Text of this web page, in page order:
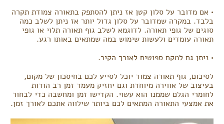
• אם מדובר על סלון קטן אז ניתן להסתפק בתאורה צמודת תקרה
בלבד. במקרה שמדובר על סלון גדול יותר אז ניתן לשלב כמה
סוגים של גופי תאורה. לדוגמא לשלב גוף תאורה תלוי או גופי
תאורה עומדים ולעשות שימוש במה שמתאים באותו רגע.
• ניתן גם למקם ספוטים לאורך הקיר.
לסיכום, גוף תאורה צמוד יוכל לסייע לכם בחיסכון של מקום,
בעיצוב של אווירה מיוחדת וגם יחזיק מעמד זמן רב הודות
לחומרי הגלם שממנו הוא עשוי. הקדישו זמן ומחשבה כדי לבחור
את אמצעי התאורה המתאים לכם ביותר שילווה אתכם לאורך זמן.